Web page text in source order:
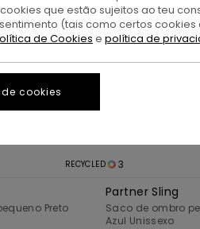
RECYCLED
Preto
3
Partner Sling
Saco de ombro
Azul Unissexo
que estão sujeitos ao teu
(tais como certos
de Cookies e política de
cookies